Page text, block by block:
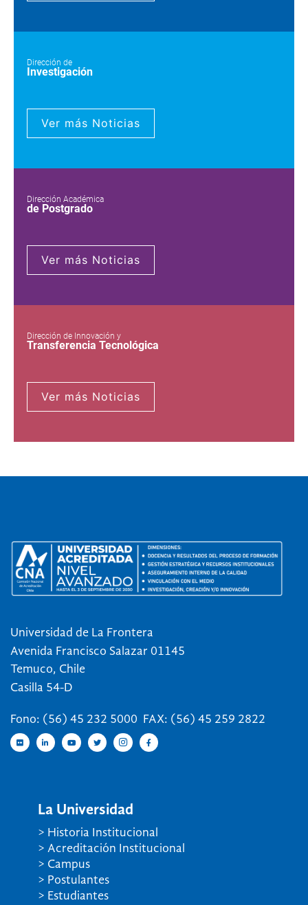
Dirección de
Investigación
Ver más Noticias
Dirección Académica
de Postgrado
Ver más Noticias
Dirección de Innovación y
Transferencia Tecnológica
Ver más Noticias
Universidad de La Frontera
Avenida Francisco Salazar 01145
Temuco, Chile
Casilla 54-D
Fono: (56) 45 232 5000 FAX: (56) 45 259 2822
La Universidad
> Historia Institucional
> Acreditación Institucional
> Campus
> Postulantes
> Estudiantes